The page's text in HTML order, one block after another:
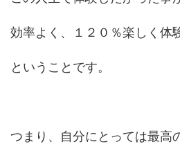
効率よく、１２０％楽しく体
ということです。
つまり、自分にとっては最高